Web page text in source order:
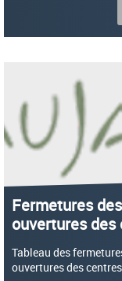
Fermetures
ouvertures
Tableau des
ouvertures des